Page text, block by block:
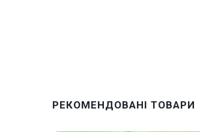
РЕКОМЕНДОВАНІ ТОВАРИ